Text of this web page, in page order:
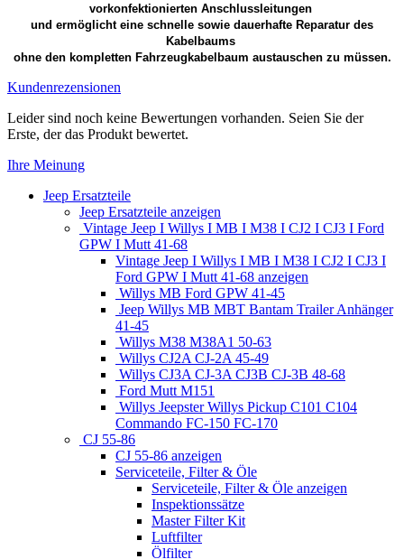
vorkonfektionierten Anschlussleitungen
und ermöglicht eine schnelle sowie dauerhafte Reparatur des
Kabelbaums
ohne den kompletten Fahrzeugkabelbaum austauschen zu müssen.
Kundenrezensionen
Leider sind noch keine Bewertungen vorhanden. Seien Sie der
Erste, der das Produkt bewertet.
Ihre Meinung
Jeep Ersatzteile
Jeep Ersatzteile anzeigen
Vintage Jeep I Willys I MB I M38 I CJ2 I CJ3 I Ford
GPW I Mutt 41-68
Vintage Jeep I Willys I MB I M38 I CJ2 I CJ3 I
Ford GPW I Mutt 41-68 anzeigen
Willys MB Ford GPW 41-45
Jeep Willys MB MBT Bantam Trailer Anhänger
41-45
Willys M38 M38A1 50-63
Willys CJ2A CJ-2A 45-49
Willys CJ3A CJ-3A CJ3B CJ-3B 48-68
Ford Mutt M151
Willys Jeepster Willys Pickup C101 C104
Commando FC-150 FC-170
CJ 55-86
CJ 55-86 anzeigen
Serviceteile, Filter & Öle
Serviceteile, Filter & Öle anzeigen
Inspektionssätze
Master Filter Kit
Luftfilter
Ölfilter